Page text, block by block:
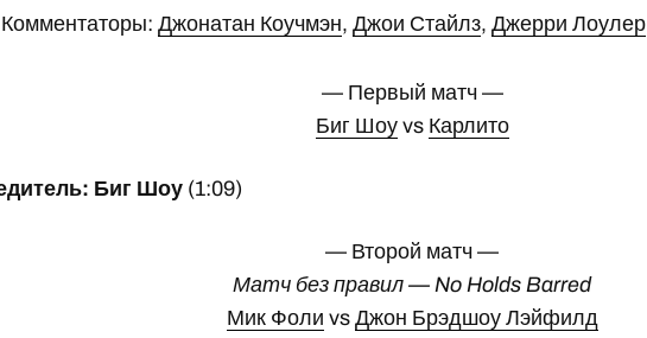
Комментаторы:Джонатан Коучмэн,Джои Стайлз,Джерри Лоулер
— Первый матч —
Биг Шоуvs Карлито
Биг Шоу (1:09)
— Второй матч —
Матч без правил — No Holds Barred
Мик Фоли vs Джон Брэдшоу Лэйфилд